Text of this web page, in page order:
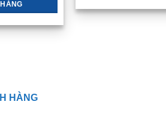
HÀNG
phẩm
HÀNG